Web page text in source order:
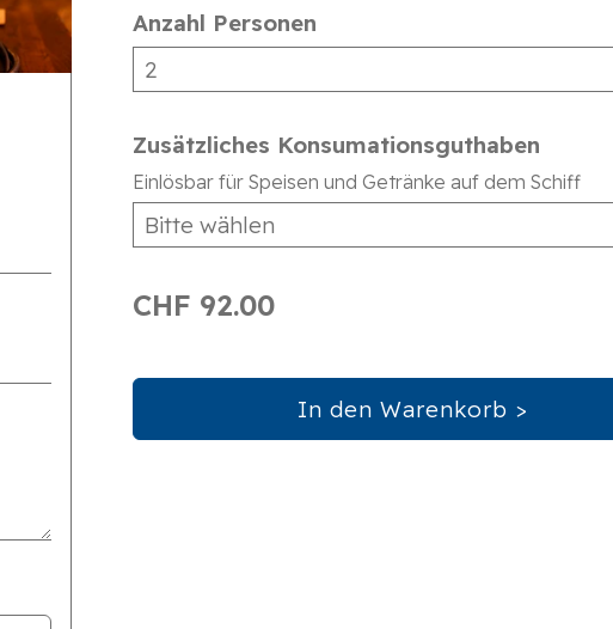
Anzahl Personen
Zusätzliches Konsumationsguthaben
Einlösbar für Speisen und Getränke auf dem Schiff
CHF 92.00
In den Warenkorb >